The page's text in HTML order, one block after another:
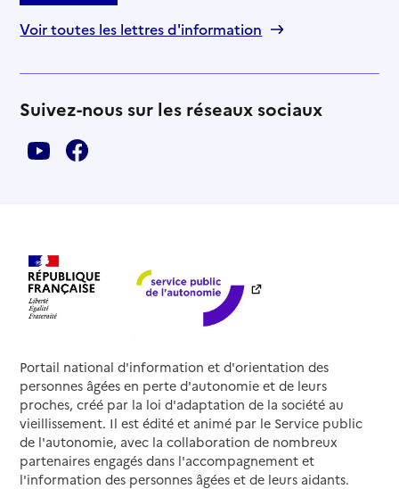
Voir toutes les lettres d'information
Suivez-nous sur les réseaux sociaux
Portail national d'information et d'orientation des
personnes âgées en perte d'autonomie et de leurs
proches, créé par la loi d'adaptation de la société au
vieillissement. Il est édité et animé par le Service public
de l'autonomie, avec la collaboration de nombreux
partenaires engagés dans l'accompagnement et
l'information des personnes âgées et de leurs aidants.